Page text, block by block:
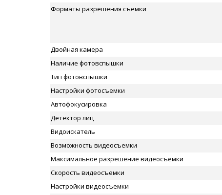
Форматы разрешения съемки
Двойная камера
Наличие фотовспышки
Тип фотовспышки
Настройки фотосъемки
Автофокусировка
Детектор лиц
Видоискатель
Возможность видеосъемки
Максимальное разрешение видеосъемки
Скорость видеосъемки
Настройки видеосъемки